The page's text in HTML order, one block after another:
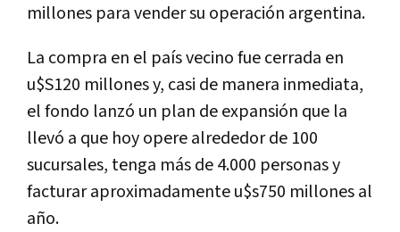
millones para vender su operación argentina.
La compra en el país vecino fue cerrada en
u$S120 millones y, casi de manera inmediata,
el fondo lanzó un plan de expansión que la
llevó a que hoy opere alrededor de 100
sucursales, tenga más de 4.000 personas y
facturar aproximadamente u$s750 millones al
año.